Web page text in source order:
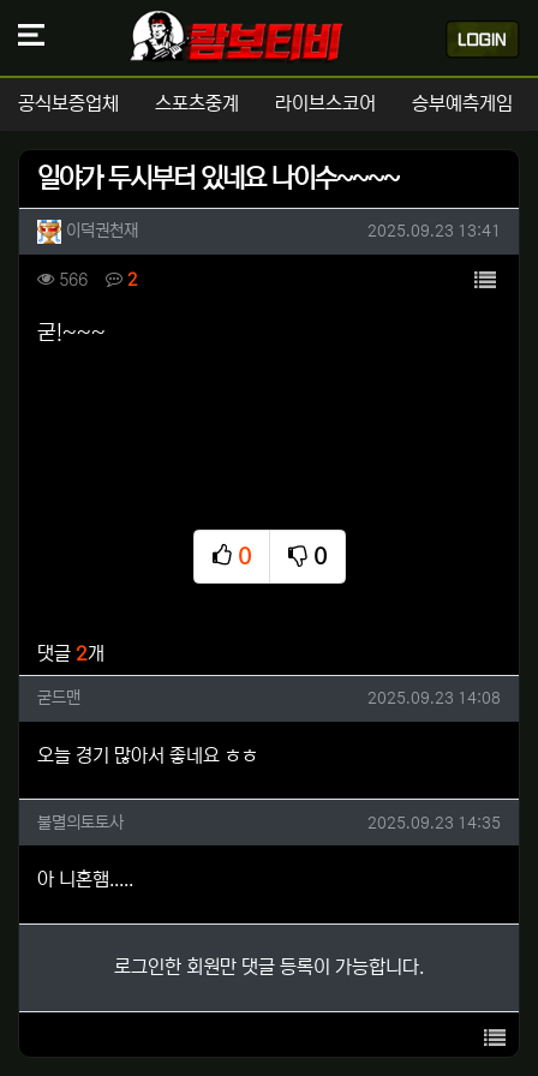
공식보증업체 스포츠중계 라이브스코어 승부예측게임
일야가 두시부터 있네요 나이수~~~~
작성자 정보
이덕권천재 작성일
2025.09.23 13:41
컨텐츠 정보
566조회 2댓글 목록
본문
굳!~~~
0
추천
0
비추천
댓글 2개
굳드맨님의 댓글
굳드맨 작성일
2025.09.23 14:08
오늘 경기 많아서 좋네요 ㅎㅎ
불멸의토토사님의 댓글
불멸의토토사 작성일
2025.09.23 14:35
아 니혼햄.....
로그인한 회원만 댓글 등록이 가능합니다.
목록